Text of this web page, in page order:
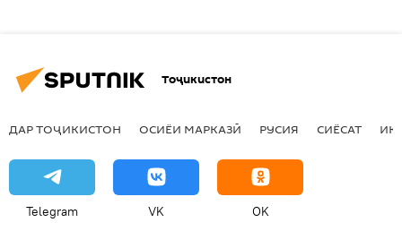
Тоҷикистон
ДАР ТОҶИКИСТОН ОСИЁИ МАРКАЗӢ РУСИЯ СИЁСАТ
Telegram VK OK